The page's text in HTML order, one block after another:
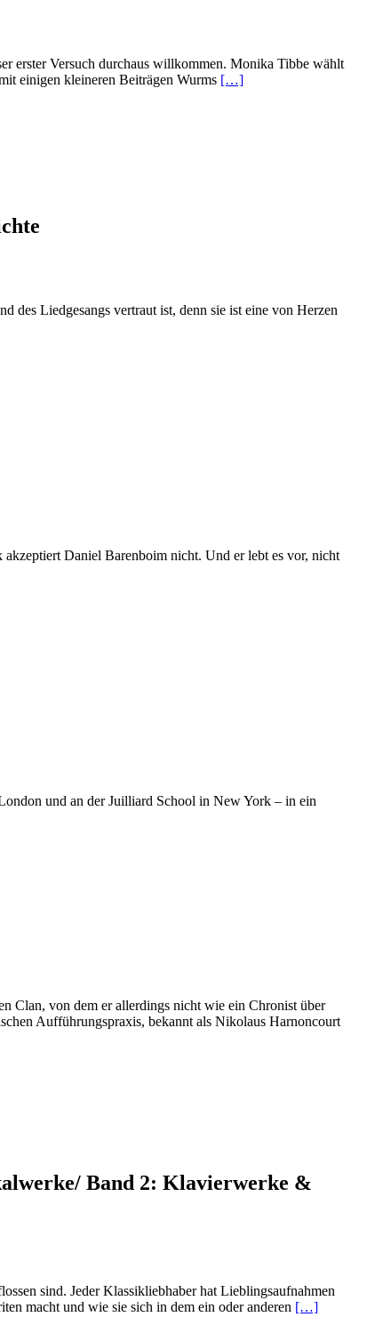
erster Versuch durchaus willkommen. Monika Tibbe wählt
einigen kleineren Beiträgen Wurms Read
[…]
des Liedgesangs vertraut ist, denn sie ist eine von Herzen
Daniel Barenboim nicht. Und er lebt es vor, nicht
und an der Juilliard School in New York – in ein
Clan, von dem er allerdings nicht wie ein Chronist über
Aufführungspraxis, bekannt als Nikolaus Harnoncourt
Band 2: Klavierwerke &
sind. Jeder Klassikliebhaber hat Lieblingsaufnahmen
macht und wie sie sich in dem ein oder anderen Read
[…]